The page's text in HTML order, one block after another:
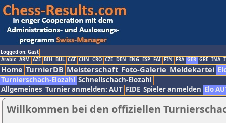
Logged on: Gast
Arabic ARM AZE BIH BUL CAT CHN CRO CZE DEN ENG ESP FAI FIN FRA GER GRE INA
Home TurnierDB Meisterschaft Foto-Galerie Meldekartei
Turnierschach-Elozahl Schnellschach-Elozahl
Allgemeines Turnier anmelden: AUT FIDE Spieler anmelden Elo
Willkommen bei den offiziellen